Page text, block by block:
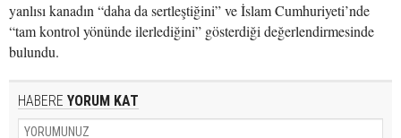
yanlısı kanadın “daha da sertleştiğini” ve İslam Cumhuriyeti’nde
“tam kontrol yönünde ilerlediğini” gösterdiği değerlendirmesinde
bulundu.
HABERE YORUM KAT